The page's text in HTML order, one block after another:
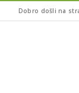
Dobro došli na